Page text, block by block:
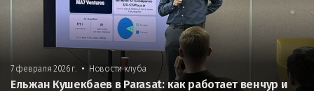
7 февраля 2026 г. • Новости клуба
Ельжан Кушекбаев в Parasat: как работает венчур и